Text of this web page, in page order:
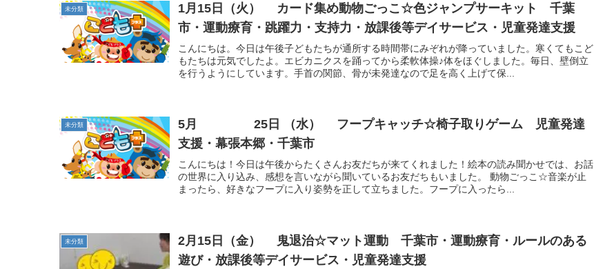
未分類
1月15日（火） カード集め動物ごっこ☆色ジャンプサーキット 千葉
市・運動療育・跳躍力・支持力・放課後等デイサービス・児童発達支援
こんにちは。今日は午後子どもたちが通所する時間帯にみぞれが降っていました。寒くてもこど
もたちは元気でしたよ。エビカニクスを踊ってから柔軟体操♪体をほぐしました。毎日、壁倒立
を行うようにしています。手首の関節、骨が未発達なので足を高く上げて保...
未分類
5月 25日 （水） フープキャッチ☆椅子取りゲーム 児童発達
支援・幕張本郷・千葉市
こんにちは！今日は午後からたくさんお友だちが来てくれました！絵本の読み聞かせでは、お話
の世界に入り込み、感想を言いながら聞いているお友だちもいました。 動物ごっこ☆音楽が止
まったら、好きなフープに入り姿勢を正して立ちました。フープに入ったら...
未分類
2月15日（金） 鬼退治☆マット運動 千葉市・運動療育・ルールのある
遊び・放課後等デイサービス・児童発達支援